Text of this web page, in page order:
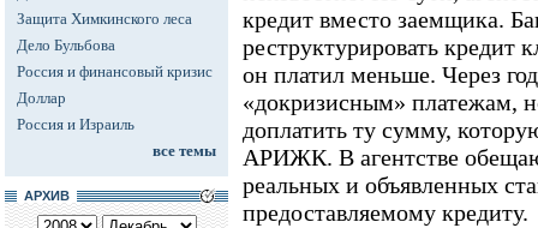
Защита Химкинского леса
Дело Бульбова
Россия и финансовый кризис
Доллар
Россия и Израиль
все темы
АРХИВ
кредит вместо заемщика.
реструктурировать кредит
он платил меньше. Через
«докризисным» платежам,
доплатить ту сумму,
АРИЖК. В агентстве
реальных и объявленных
предоставляемому кредиту.